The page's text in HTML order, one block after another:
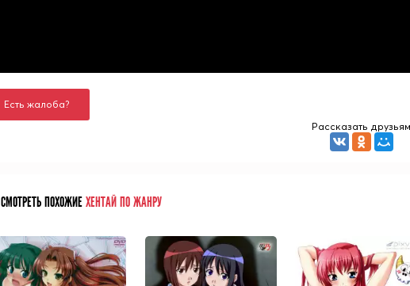
Есть жалоба?
Рассказать друзьям
СМОТРЕТЬ ПОХОЖИЕХЕНТАЙ ПО ЖАНРУ